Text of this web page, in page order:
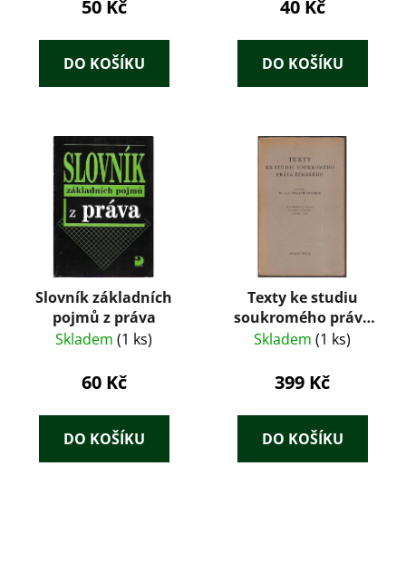
50 Kč
DO KOŠÍKU
40 Kč
DO KOŠÍKU
Slovník základních
pojmů z práva
Skladem (1 ks)
60 Kč
DO KOŠÍKU
Texty ke studiu
soukromého práva
římského (1932) –
Skladem (1 ks)
399 Kč
DO KOŠÍKU